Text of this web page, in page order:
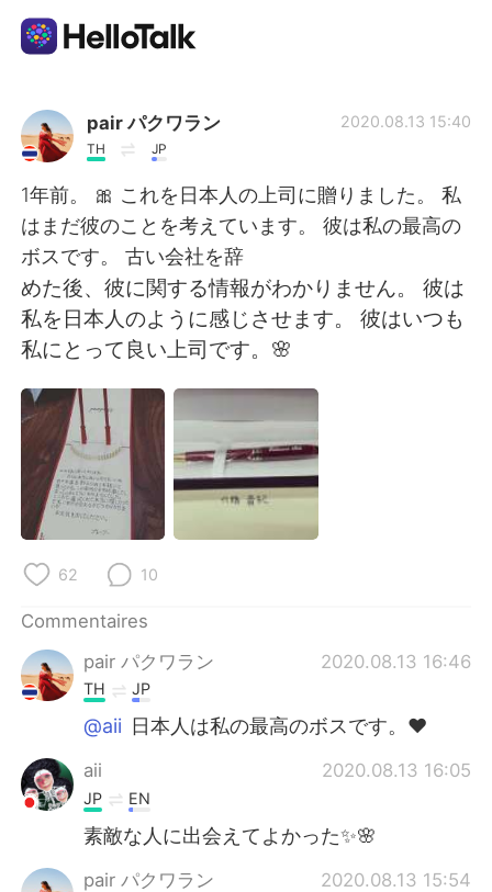
Appli d'échange linguistique
AI Grammar Checker
Français
English 简体中文
繁體中文 Español
العربية Deutsch
日本語 한국어
Türkçe Tiếng Việt
Português
pair パクワラン
TH JP
2020.08.13 15:40
1年前。 🎀 これを日本人の上司に贈りました。 私
はまだ彼のことを考えています。 彼は私の最高の
ボスです。 古い会社を辞
めた後、彼に関する情報がわかりません。 彼は
私を日本人のように感じさせます。 彼はいつも
私にとって良い上司です。🌸
62 10
Commentaires
pair パクワラン
2020.08.13 16:46
TH JP
@aii 日本人は私の最高のボスです。❤
aii 2020.08.13 16:05
JP EN
素敵な人に出会えてよかった✨🌸
pair パクワラン 2020.08.13 15:54